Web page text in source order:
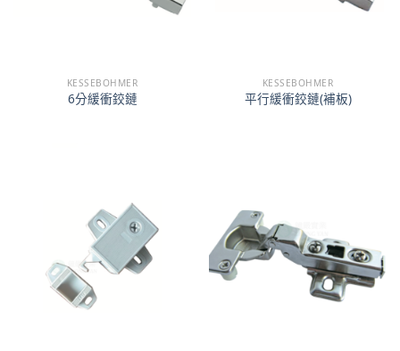
KESSEBOHMER
6分緩衝鉸鏈
KESSEBOHMER
平行緩衝鉸鏈(補板)